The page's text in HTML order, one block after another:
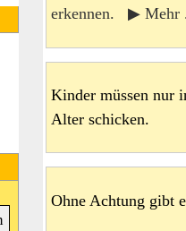
erkennen. ▶ Mehr
Kinder müssen nur
Alter schicken.
Ohne Achtung gibt